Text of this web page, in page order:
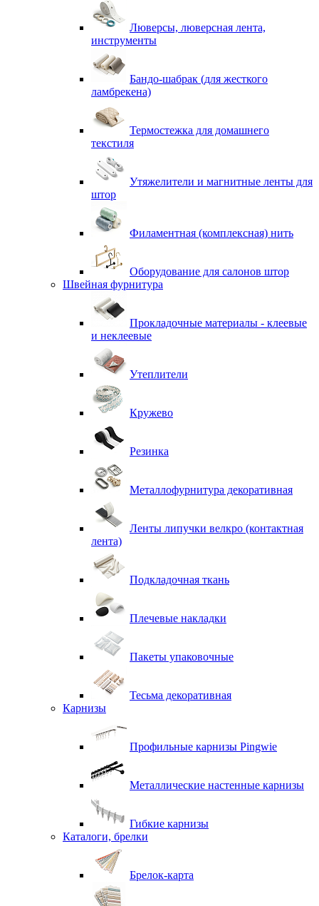
Люверсы, люверсная лента,
инструменты
Бандо-шабрак (для жесткого
ламбрекена)
Термостежка для домашнего
текстиля
Утяжелители и магнитные ленты для
штор
Филаментная (комплексная) нить
Оборудование для салонов штор
Швейная фурнитура
Прокладочные материалы - клеевые
и неклеевые
Утеплители
Кружево
Резинка
Металлофурнитура декоративная
Ленты липучки велкро (контактная
лента)
Подкладочная ткань
Плечевые накладки
Пакеты упаковочные
Тесьма декоративная
Карнизы
Профильные карнизы Pingwie
Металлические настенные карнизы
Гибкие карнизы
Каталоги, брелки
Брелок-карта